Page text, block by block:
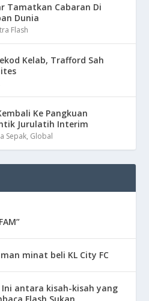
Tamatkan Cabaran Di
Dunia
Flash
Kelab, Trafford Sah
Ke Pangkuan
Jurulatih Interim
Sepak, Global
minat beli KL City FC
antara kisah-kisah yang
Flash Sukan